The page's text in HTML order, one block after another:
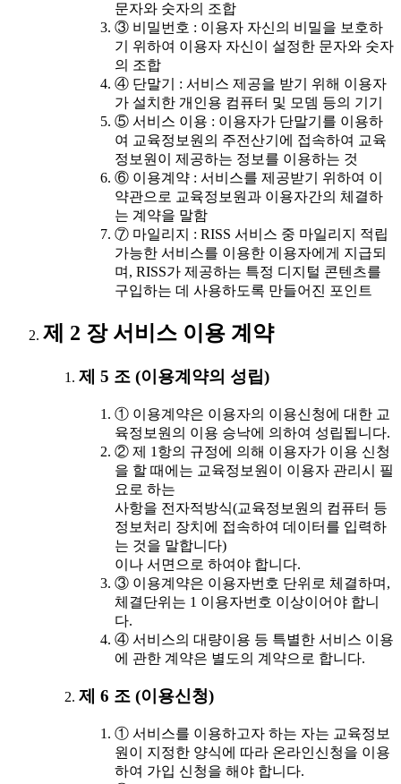
문자와 숫자의 조합
③ 비밀번호 : 이용자 자신의 비밀을 보호하
기 위하여 이용자 자신이 설정한 문자와 숫자
의 조합
④ 단말기 : 서비스 제공을 받기 위해 이용자
가 설치한 개인용 컴퓨터 및 모뎀 등의 기기
⑤ 서비스 이용 : 이용자가 단말기를 이용하
여 교육정보원의 주전산기에 접속하여 교육
정보원이 제공하는 정보를 이용하는 것
⑥ 이용계약 : 서비스를 제공받기 위하여 이
약관으로 교육정보원과 이용자간의 체결하
는 계약을 말함
⑦ 마일리지 : RISS 서비스 중 마일리지 적립
가능한 서비스를 이용한 이용자에게 지급되
며, RISS가 제공하는 특정 디지털 콘텐츠를
구입하는 데 사용하도록 만들어진 포인트
제 2 장 서비스 이용 계약
제 5 조 (이용계약의 성립)
① 이용계약은 이용자의 이용신청에 대한 교
육정보원의 이용 승낙에 의하여 성립됩니다.
② 제 1항의 규정에 의해 이용자가 이용 신청
을 할 때에는 교육정보원이 이용자 관리시 필
요로 하는
사항을 전자적방식(교육정보원의 컴퓨터 등
정보처리 장치에 접속하여 데이터를 입력하
는 것을 말합니다)
이나 서면으로 하여야 합니다.
③ 이용계약은 이용자번호 단위로 체결하며,
체결단위는 1 이용자번호 이상이어야 합니
다.
④ 서비스의 대량이용 등 특별한 서비스 이용
에 관한 계약은 별도의 계약으로 합니다.
제 6 조 (이용신청)
① 서비스를 이용하고자 하는 자는 교육정보
원이 지정한 양식에 따라 온라인신청을 이용
하여 가입 신청을 해야 합니다.